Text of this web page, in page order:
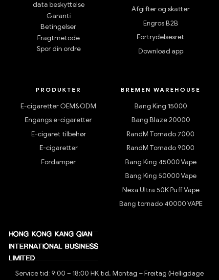
data beskyttelse
Garanti
Betingelser
Fragtmetode
Spor din ordre
Afgifter og skatter
Engros B2B
Fortrydelsesret
Download app
PRODUKTER
E-cigaretter OEM&ODM
Engangs e-cigaretter
E-cigaret tilbehør
E-cigaretter
Fordamper
BREMEN WAREHOUSE
Bang King 15000
Bang Blaze 20000
RandM Tornado 7000
RandM Tornado 9000
Bang King 45000 Vape
Bang King 50000 Vape
Nexa Ultra 50K Puff Vape
Bang tornado 40000 VAPE
Service tid: 9:00 – 18:00 HK tid, Montag – Freitag (Helligdage